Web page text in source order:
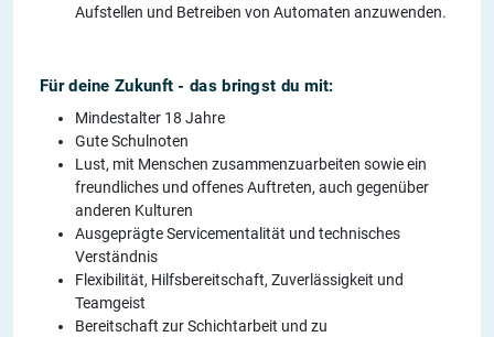
Aufstellen und Betreiben von Automaten anzuwenden.
Für deine Zukunft - das bringst du mit:
Mindestalter 18 Jahre
Gute Schulnoten
Lust, mit Menschen zusammenzuarbeiten sowie ein
freundliches und offenes Auftreten, auch gegenüber
anderen Kulturen
Ausgeprägte Servicementalität und technisches
Verständnis
Flexibilität, Hilfsbereitschaft, Zuverlässigkeit und
Teamgeist
Bereitschaft zur Schichtarbeit und zu